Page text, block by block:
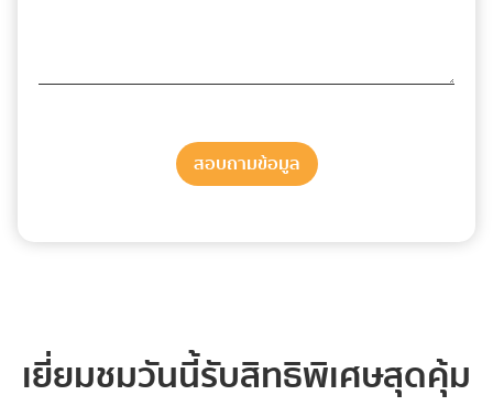
สอบถามข้อมูล
เยี่ยมชมวันนี้รับสิทธิพิเศษสุดคุ้ม